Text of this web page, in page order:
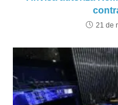
21 de